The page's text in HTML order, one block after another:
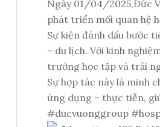
Ngày 01/04/2025,Đức
phát triển mối quan hệ
Sự kiện đánh dấu bước
– du lịch. Với kinh
trường học tập và trải
Sự hợp tác này là minh
ứng dụng – thực tiễn,
#ducvuonggroup